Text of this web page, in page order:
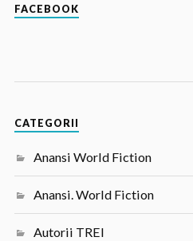
FACEBOOK
CATEGORII
Anansi World Fiction
Anansi. World Fiction
Autorii TREI